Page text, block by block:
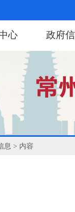
心 政府
息 > 内容